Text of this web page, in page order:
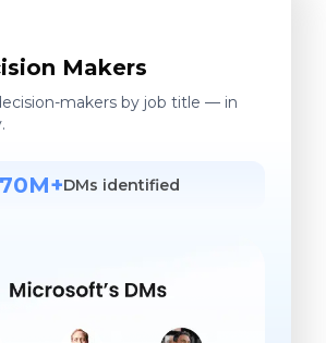
Makers
makers by job title — in
DMs identified